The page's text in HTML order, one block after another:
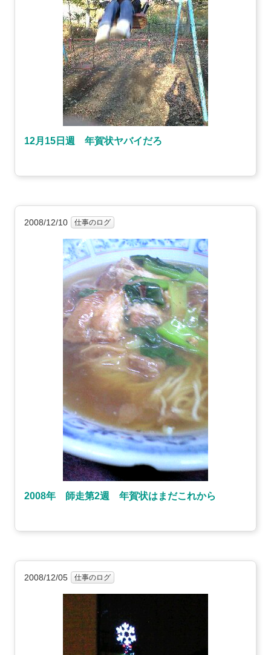
12月15日週 年賀状ヤバイだろ
2008/12/10 仕事のログ
2008年 師走第2週 年賀状はまだこれから
2008/12/05 仕事のログ